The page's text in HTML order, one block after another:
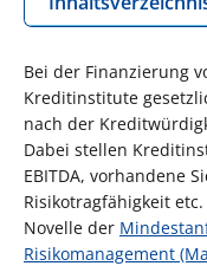
Bei der Finanzierung
Kreditinstitute
nach der
Dabei stellen
EBITDA, vorhandene
Risikotragfähigkeit
Novelle der
Risikomanagement